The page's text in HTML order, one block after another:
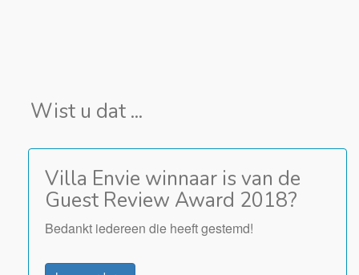
Wist u dat ...
Villa Envie winnaar is van de
Guest Review Award 2018?
Bedankt iedereen die heeft gestemd!